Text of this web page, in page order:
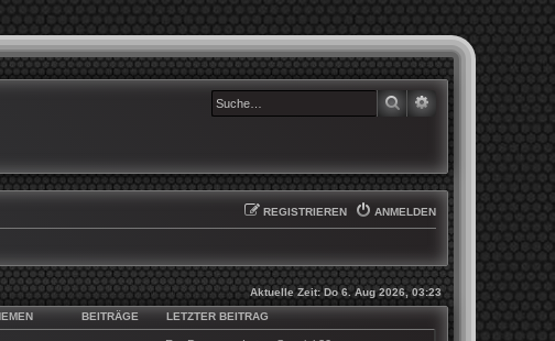
SUCHE
ANMELDEN
REGISTRIEREN
Aktuelle Zeit: Do 6. Aug 2026, 03:23
BEITRÄGE LETZTER BEITRAG